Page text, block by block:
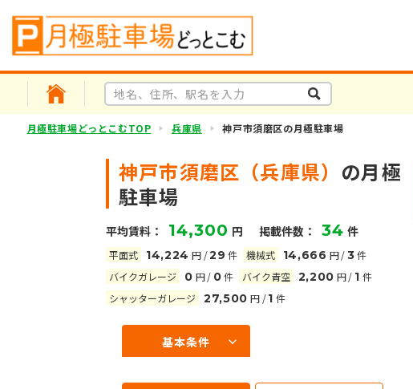
月極駐車場どっとこむTOP 兵庫県 神戸市須磨区の月極駐車場
神戸市須磨区（兵庫県） の月極
駐車場
平均賃料： 14,300 円 掲載件数： 34 件
平面式 14,224 円 /29 件 機械式 14,666 円/3件
バイクガレージ
0 円/ 0件 バイク青空 2,200 円/ 1 件
シャッターガレージ
27,500 円 /1 件
基本条件